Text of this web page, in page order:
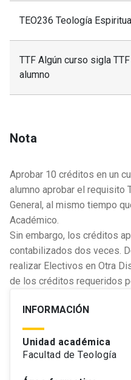
TEO236 Teología
TTF Algún curso sigla
alumno
Nota
Aprobar 10 créditos en un
alumno aprobar el requisito
General, al mismo tiempo
Académico.
Sin embargo, los créditos
contabilizados dos veces.
realizar Electivos en Otra
de los créditos requeridos
INFORMACIÓN
Unidad académica
Facultad de Teología